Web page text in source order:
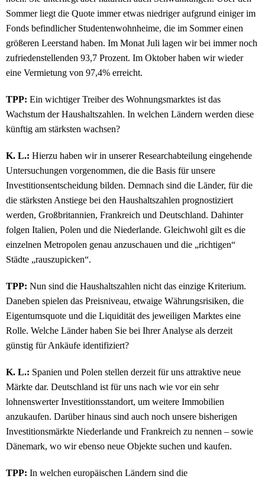
Sommer liegt die Quote immer etwas niedriger aufgrund einiger im
Fonds befindlicher Studentenwohnheime, die im Sommer einen
größeren Leerstand haben. Im Monat Juli lagen wir bei immer noch
zufriedenstellenden 93,7 Prozent. Im Oktober haben wir wieder
eine Vermietung von 97,4% erreicht.
TPP: Ein wichtiger Treiber des Wohnungsmarktes ist das
Wachstum der Haushaltszahlen. In welchen Ländern werden diese
künftig am stärksten wachsen?
K. L.: Hierzu haben wir in unserer Researchabteilung eingehende
Untersuchungen vorgenommen, die die Basis für unsere
Investitionsentscheidung bilden. Demnach sind die Länder, für die
die stärksten Anstiege bei den Haushaltszahlen prognostiziert
werden, Großbritannien, Frankreich und Deutschland. Dahinter
folgen Italien, Polen und die Niederlande. Gleichwohl gilt es die
einzelnen Metropolen genau anzuschauen und die „richtigen“
Städte „rauszupicken“.
TPP: Nun sind die Haushaltszahlen nicht das einzige Kriterium.
Daneben spielen das Preisniveau, etwaige Währungsrisiken, die
Eigentumsquote und die Liquidität des jeweiligen Marktes eine
Rolle. Welche Länder haben Sie bei Ihrer Analyse als derzeit
günstig für Ankäufe identifiziert?
K. L.: Spanien und Polen stellen derzeit für uns attraktive neue
Märkte dar. Deutschland ist für uns nach wie vor ein sehr
lohnenswerter Investitionsstandort, um weitere Immobilien
anzukaufen. Darüber hinaus sind auch noch unsere bisherigen
Investitionsmärkte Niederlande und Frankreich zu nennen – sowie
Dänemark, wo wir ebenso neue Objekte suchen und kaufen.
TPP: In welchen europäischen Ländern sind die